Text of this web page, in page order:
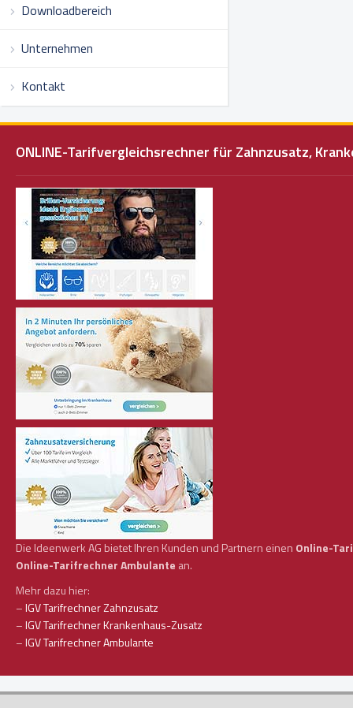
Downloadbereich
Unternehmen
Kontakt
ONLINE-Tarifvergleichsrechner für Zahnzusatz,
Die Ideenwerk AG bietet Ihren Kunden und Partnern einen Online-
Online-Tarifrechner Ambulante an.
Mehr dazu hier:
–IGV Tarifrechner Zahnzusatz
–IGV Tarifrechner Krankenhaus-Zusatz
–IGV Tarifrechner Ambulante